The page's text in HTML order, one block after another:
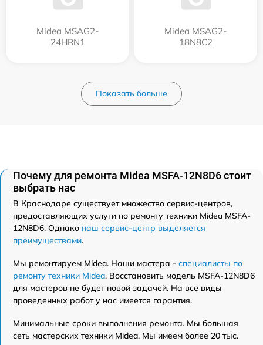
Midea MSAG2-
24HRN1
Midea MSAG2-
18N8C2
Показать больше
Почему для ремонта Midea MSFA-12N8D6 стоит
выбрать нас
В Краснодаре существует множество сервис-центров,
предоставляющих услуги по ремонту техники Midea MSFA-
12N8D6. Однако наш сервис-центр выделяется
преимуществами.
Мы ремонтируем Midea. Наши мастера - специалисты по
ремонту техники Midea. Восстановить модель MSFA-12N8D6
для мастеров не будет новой задачей. На все виды
проведенных работ у нас имеется гарантия.
Минимальные сроки выполнения ремонта. Мы большая
сеть мастерских техники Midea. Мы имеем более 20 тыс.